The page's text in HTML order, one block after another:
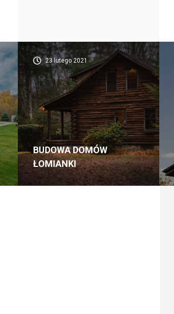
23 lutego 2021
BUDOWA DOMÓW
ŁOMIANKI